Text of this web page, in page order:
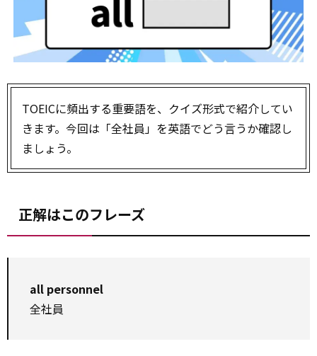
TOEICに頻出する重要語を、クイズ形式で紹介してい
きます。今回は「全社員」を英語でどう言うか確認し
ましょう。
正解はこのフレーズ
all personnel
全社員